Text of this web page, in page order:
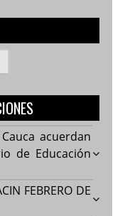
acuerdan
de Educación
FEBRERO DE